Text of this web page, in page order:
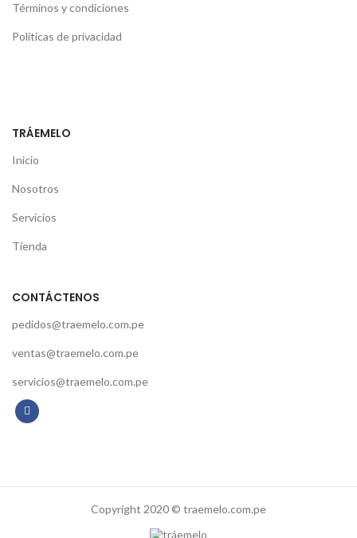
Términos y condiciones
Políticas de privacidad
TRÁEMELO
Inicio
Nosotros
Servicios
Tienda
CONTÁCTENOS
pedidos@traemelo.com.pe
ventas@traemelo.com.pe
servicios@traemelo.com.pe
Copyright 2020 © traemelo.com.pe